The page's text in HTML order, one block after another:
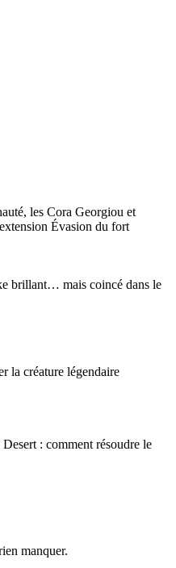
les Cora Georgiou et
Évasion du fort
brillant… mais coincé dans le
la créature légendaire
: comment résoudre le
manquer.